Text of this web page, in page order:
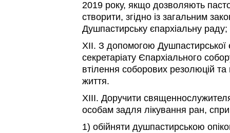
2019 року, якщо дозволяють
створити, згідно із загальним
Душпастирську єпархіальну раду;
XII. З допомогою Душпастирської
секретаріату Єпархіального
втілення соборових резолюцій та
життя.
XIII. Доручити
особам задля лікування ран,
1) обійняти душпастирською